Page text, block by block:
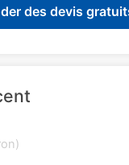
des devis